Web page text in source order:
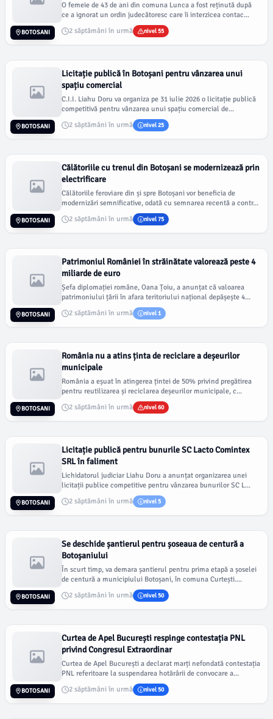
O femeie de 43 de ani din comuna Lunca a fost reținută după
ce a ignorat un ordin judecătoresc care îi interzicea contac...
2 săptămâni în urmă
nivel 55
BOTOSANI
Licitație publică în Botoșani pentru vânzarea unui
spațiu comercial
C.I.I. Liahu Doru va organiza pe 31 iulie 2026 o licitație publică
competitivă pentru vânzarea unui spațiu comercial de...
2 săptămâni în urmă
nivel 25
BOTOSANI
Călătoriile cu trenul din Botoșani se modernizează prin
electrificare
Călătoriile feroviare din și spre Botoșani vor beneficia de
modernizări semnificative, odată cu semnarea recentă a contr...
2 săptămâni în urmă
nivel 75
BOTOSANI
Patrimoniul României în străinătate valorează peste 4
miliarde de euro
Șefa diplomației române, Oana Țoiu, a anunțat că valoarea
patrimoniului țării în afara teritoriului național depășește 4...
2 săptămâni în urmă
nivel 1
BOTOSANI
România nu a atins ținta de reciclare a deșeurilor
municipale
România a eșuat în atingerea țintei de 50% privind pregătirea
pentru reutilizarea și reciclarea deșeurilor municipale, c...
2 săptămâni în urmă
nivel 60
BOTOSANI
Licitație publică pentru bunurile SC Lacto Comintex
SRL în faliment
Lichidatorul judiciar Liahu Doru a anunțat organizarea unei
licitații publice competitive pentru vânzarea bunurilor SC L...
2 săptămâni în urmă
nivel 5
BOTOSANI
Se deschide șantierul pentru șoseaua de centură a
Botoșaniului
În scurt timp, va demara șantierul pentru prima etapă a șoselei
de centură a municipiului Botoșani, în comuna Curtești....
2 săptămâni în urmă
nivel 50
BOTOSANI
Curtea de Apel București respinge contestația PNL
privind Congresul Extraordinar
Curtea de Apel București a declarat marți nefondată contestația
PNL referitoare la suspendarea hotărârii de convocare a...
2 săptămâni în urmă
nivel 50
BOTOSANI